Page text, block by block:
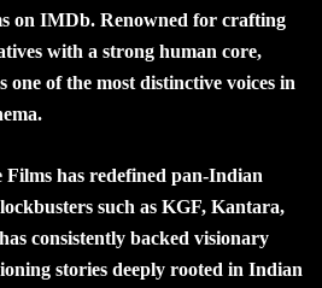
on IMDb. Renowned for crafting
with a strong human core,
one of the most distinctive voices in
Films has redefined pan-Indian
such as KGF, Kantara,
consistently backed visionary
stories deeply rooted in Indian